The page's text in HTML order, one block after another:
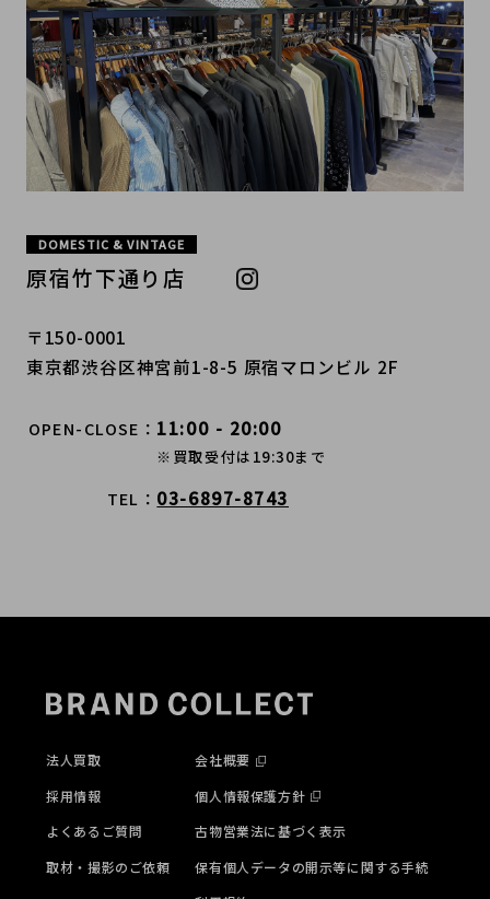
DOMESTIC & VINTAGE
原宿竹下通り店
〒150-0001
東京都渋谷区神宮前1-8-5 原宿マロンビル 2F
OPEN-CLOSE 11:00 - 20:00
※買取受付は19:30まで
TEL 03-6897-8743
法人買取
採用情報
よくあるご質問
取材・撮影のご依頼
会社概要
個人情報保護方針
古物営業法に基づく表示
保有個人データの開示等に関する手続